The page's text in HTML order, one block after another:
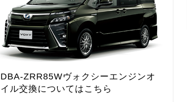
DBA-ZRR85Wヴォクシーエンジンオ
イル交換についてはこちら